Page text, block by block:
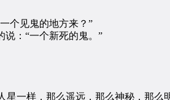
个见鬼的地方来？”
：“一个新死的鬼。”
一样，那么遥远，那么神秘，那么